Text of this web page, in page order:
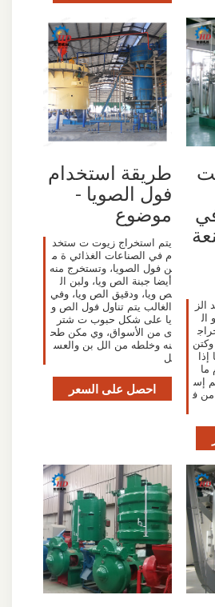
الز
ال
ما
إس
من ف
طريقة استخدام
فول الصويا -
موضوع
يتم استخراج زيوت ت ستخد
م في الصناعات الغذائي ة م
ن فول الصويا، وتستخرج منه
أيضا جبنة الص ويا، ولبن ال
ص ويا، ودقيق الص ويا، وفي
الغالب يتم تناول فول الص و
يا على شكل حبوب ت شتر
ى من الأسواق، وي مكن طح
نه وخلطه من الل بن والعس
ل
احصل على السعر